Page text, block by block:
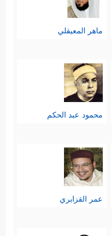
ماهر المعيقلي
محمود عبد الحكم
عمر القزابري